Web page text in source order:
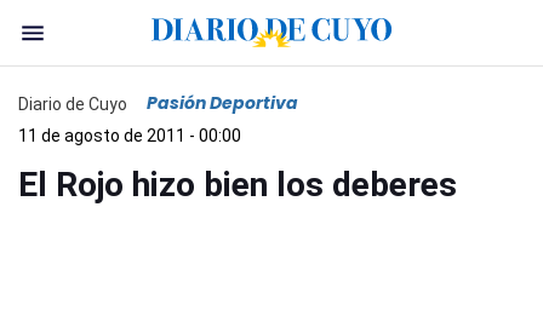
Diario de Cuyo Pasión Deportiva
11 de agosto de 2011 - 00:00
El Rojo hizo bien los deberes